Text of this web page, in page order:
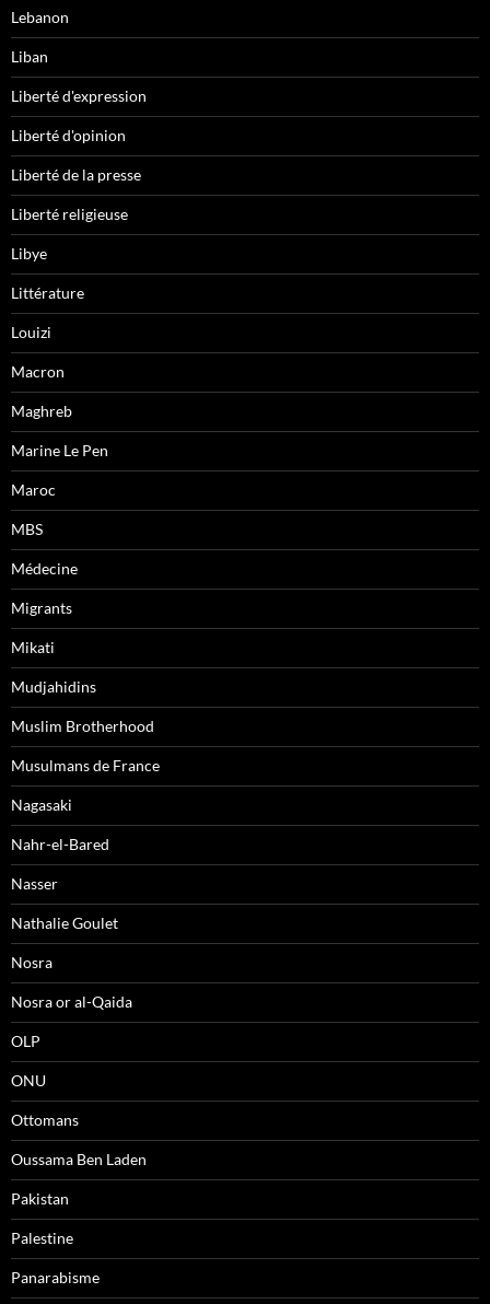
Lebanon
Liban
Liberté d'expression
Liberté d'opinion
Liberté de la presse
Liberté religieuse
Libye
Littérature
Louizi
Macron
Maghreb
Marine Le Pen
Maroc
MBS
Médecine
Migrants
Mikati
Mudjahidins
Muslim Brotherhood
Musulmans de France
Nagasaki
Nahr-el-Bared
Nasser
Nathalie Goulet
Nosra
Nosra or al-Qaida
OLP
ONU
Ottomans
Oussama Ben Laden
Pakistan
Palestine
Panarabisme